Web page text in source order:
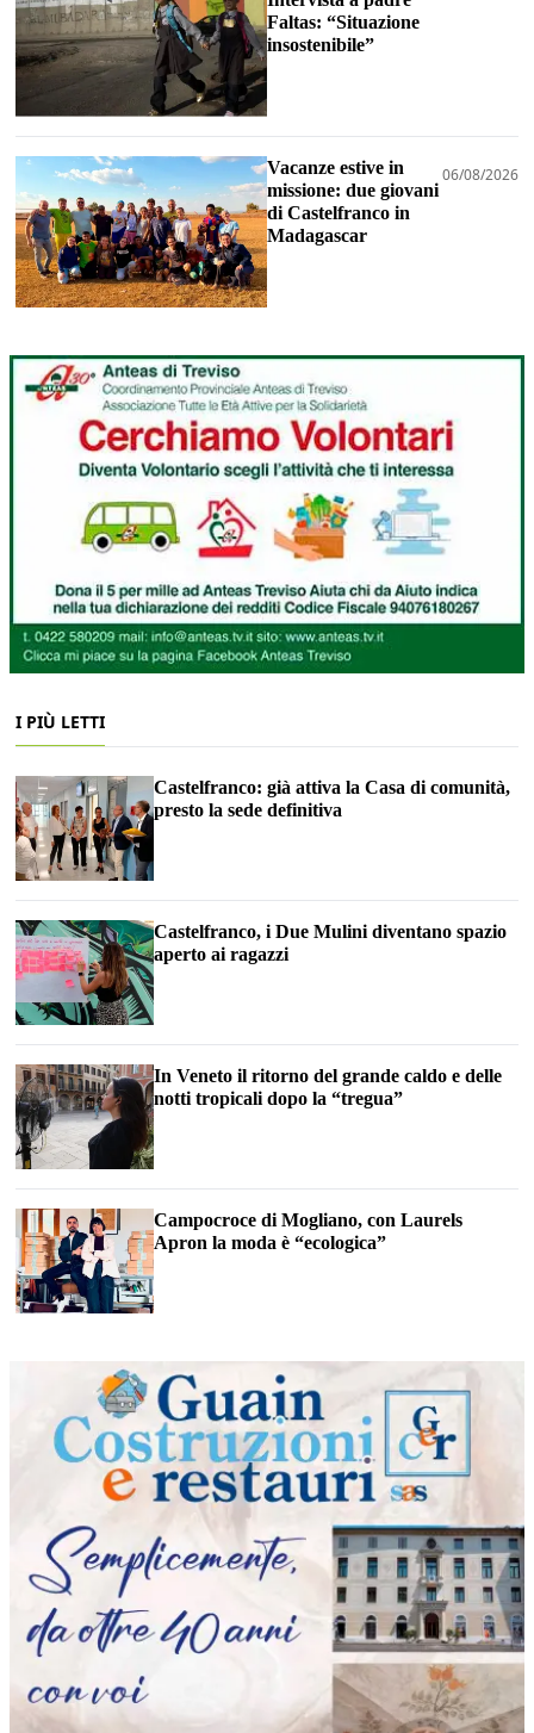
Faltas: “Situazione
insostenibile”
Vacanze estive in
missione: due giovani
di Castelfranco in
Madagascar
06/08/2026
I PIÙ LETTI
Castelfranco: già attiva la Casa di comunità,
presto la sede definitiva
Castelfranco, i Due Mulini diventano spazio
aperto ai ragazzi
In Veneto il ritorno del grande caldo e delle
notti tropicali dopo la “tregua”
Campocroce di Mogliano, con Laurels
Apron la moda è “ecologica”